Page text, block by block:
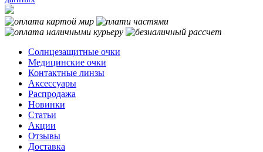
Солнцезащитные очки
Медицинские очки
Контактные линзы
Аксессуары
Распродажа
Новинки
Статьи
Акции
Отзывы
Доставка